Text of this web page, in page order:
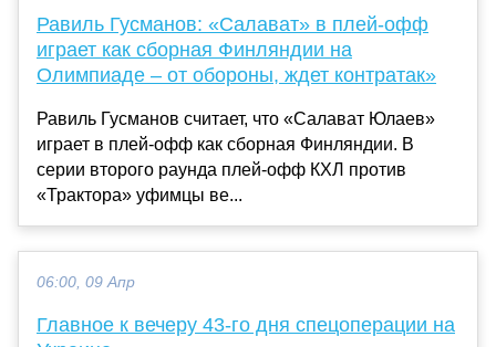
Равиль Гусманов: «Салават» в плей-офф
играет как сборная Финляндии на
Олимпиаде – от обороны, ждет контратак»
Равиль Гусманов считает, что «Салават Юлаев»
играет в плей-офф как сборная Финляндии. В
серии второго раунда плей-офф КХЛ против
«Трактора» уфимцы ве...
06:00, 09 Апр
Главное к вечеру 43-го дня спецоперации на